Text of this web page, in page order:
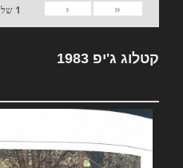
«
‹
1 של
קטלוג ג'יפ 1983